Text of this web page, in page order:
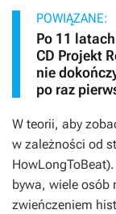
POWIĄZANE:
Po 11
CD Projekt
nie
po raz
W teorii, aby
w zależności od
bywa, wiele osób
zwieńczeniem